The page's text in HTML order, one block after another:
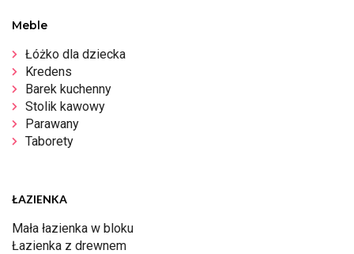
Meble
Łóżko dla dziecka
Kredens
Barek kuchenny
Stolik kawowy
Parawany
Taborety
ŁAZIENKA
Mała łazienka w bloku
Łazienka z drewnem